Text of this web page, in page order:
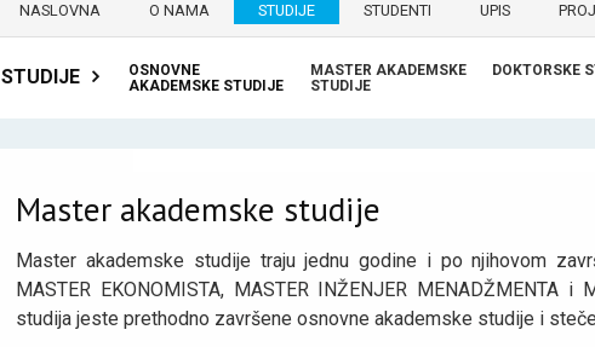
NASLOVNA O NAMA STUDIJE STUDENTI UPIS
STUDIJE
OSNOVNE
AKADEMSKE STUDIJE
MASTER AKADEMSKE
STUDIJE
DOKTORSKE
Master akademske studije
Master akademske studije traju jednu godine i po njihovom
MASTER EKONOMISTA, MASTER INŽENJER MENADŽMENTA
studija jeste prethodno završene osnovne akademske studije i